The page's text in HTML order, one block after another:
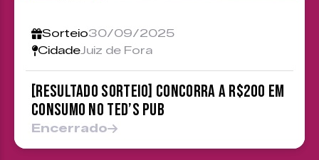
Sorteio30/09/2025
CidadeJuiz de Fora
[RESULTADO SORTEIO] Concorra a R$200 em
consumo no Ted’s Pub
Encerrado